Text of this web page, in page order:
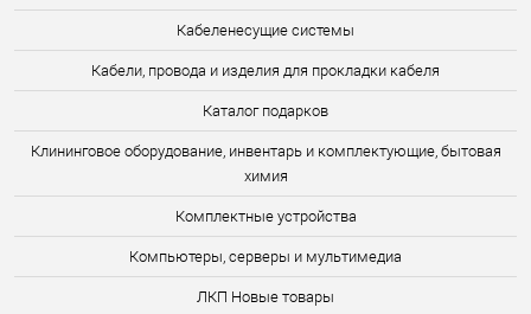
Кабеленесущие системы
Кабели, провода и изделия для прокладки кабеля
Каталог подарков
Клининговое оборудование, инвентарь и комплектующие, бытовая
химия
Комплектные устройства
Компьютеры, серверы и мультимедиа
ЛКП Новые товары